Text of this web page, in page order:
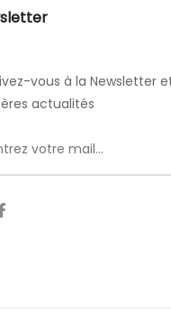
vous à la Newsletter
actualités